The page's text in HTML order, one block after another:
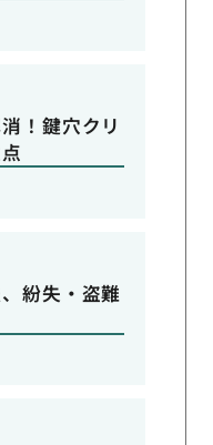
！鍵穴クリ
紛失・盗難